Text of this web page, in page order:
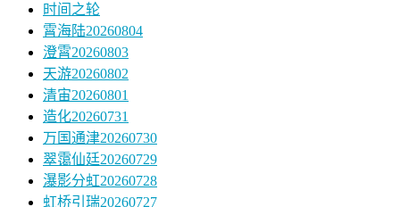
时间之轮
霄海陆20260804
澄霄20260803
天游20260802
清宙20260801
造化20260731
万国通津20260730
翠霭仙廷20260729
瀑影分虹20260728
虹桥引瑞20260727